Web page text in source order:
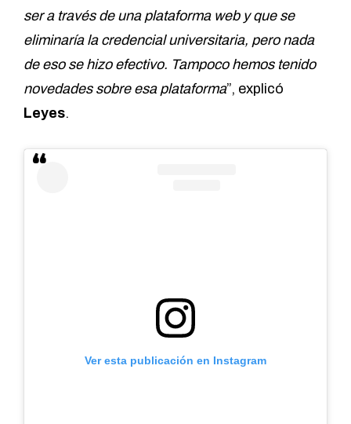
ser a través de una plataforma web y que se
eliminaría la credencial universitaria, pero nada
de eso se hizo efectivo. Tampoco hemos tenido
novedades sobre esa plataforma”, explicó
Leyes.
Ver esta publicación en Instagram